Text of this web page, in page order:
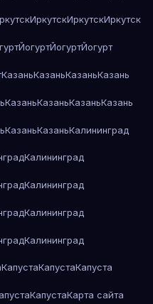
ИркутскИркутскИркутск
ЙогуртЙогуртЙогурт
КазаньКазаньКазаньКазань
КазаньКазаньКазаньКазань
КазаньКазаньКалининград
Калининград
Калининград
Калининград
Калининград
КапустаКапустаКапуста
КапустаКарта сайта